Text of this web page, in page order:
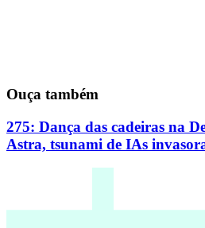
Ouça também
275: Dança das cadeiras na
Astra, tsunami de IAs